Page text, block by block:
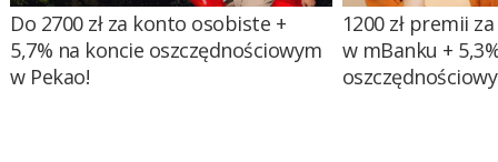
Do 2700 zł za konto osobiste +
5,7% na koncie oszczędnościowym
w Pekao!
1200 zł premii
w mBanku +